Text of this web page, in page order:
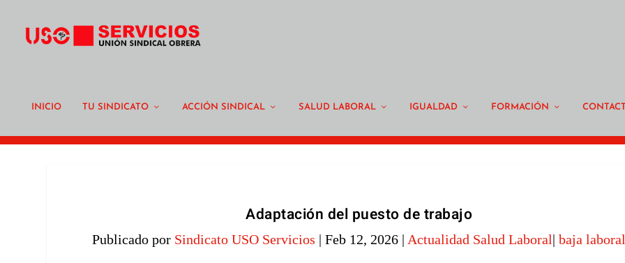
INICIO TU SINDICATO ACCIÓN SINDICAL SALUD LABORAL IGUALDAD FORMACIÓN
Adaptación del puesto de trabajo
Publicado por Sindicato USO Servicios |Feb 12, 2026 | Actualidad Salud Laboral|baja